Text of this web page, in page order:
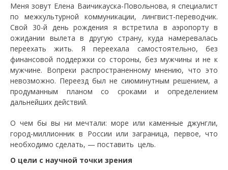
Меня зовут Елена Ваичикауска-Повольнова, я специалист
по межкультурной коммуникации, лингвист-переводчик.
Свой 30-й день рождения я встретила в аэропорту в
ожидании вылета в другую страну, куда намеревалась
переехать жить. Я переехала самостоятельно, без
финансовой поддержки со стороны, без мужчины и не к
мужчине. Вопреки распространенному мнению, что это
невозможно. Переезд был не сиюминутным решением, а
продуманным планом со сроками и определением
дальнейших действий.
О чем бы вы ни мечтали: море или каменные джунгли,
город-миллионник в России или заграница, первое, что
необходимо сделать, — поставить цель.
О цели с научной точки зрения